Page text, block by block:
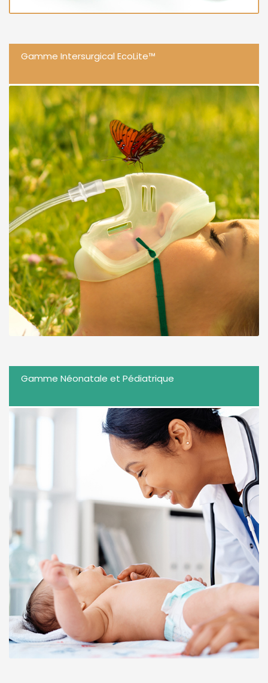
Gamme Intersurgical EcoLite™
Gamme Néonatale et Pédiatrique